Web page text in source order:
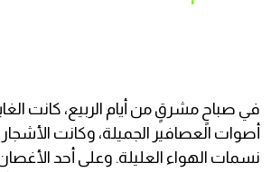
في صباحٍ مشرقٍ من أيام الربيع، كانت
أصوات العصافير الجميلة، وكانت
نسمات الهواء العليلة. وعلى أحد